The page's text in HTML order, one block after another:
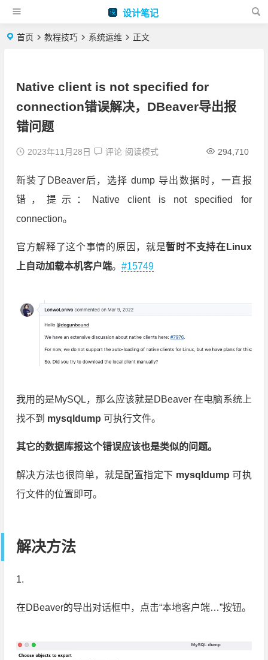
设计笔记
首页 教程技巧 系统运维 正文
Native client is not specified for
connection错误解决，DBeaver导出报
错问题
2023年11月28日 评论 294,710
阅读模式
新装了DBeaver后，选择 dump 导出数据时，一直报
错，提示：Native client is not specified for
connection。
官方解释了这个事情的原因，就是暂时不支持在Linux
上自动加载本机客户端。 #15749
我用的是MySQL，那么应该就是DBeaver 在电脑系统上
找不到 mysqldump 可执行文件。
其它的数据库报这个错误应该也是类似的问题。
解决方法也很简单，就是配置指定下 mysqldump 可执
行文件的位置即可。
解决方法
1.
在DBeaver的导出对话框中，点击“本地客户端…”按钮。